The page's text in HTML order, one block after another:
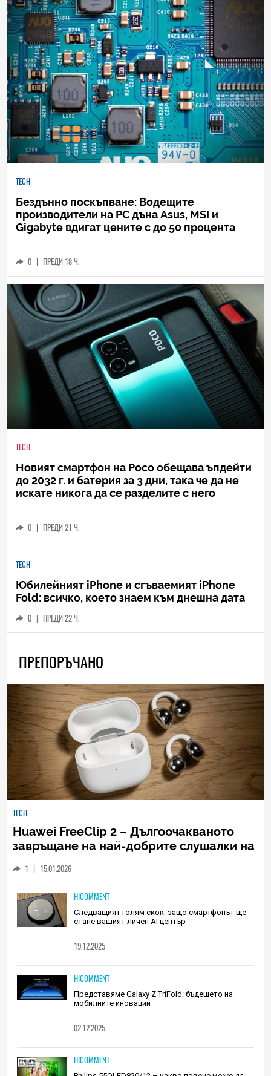
TECH
Бездънно поскъпване: Водещите
производители на РС дъна Asus, MSI и
Gigabyte вдигат цените с до 50 процента
0 | ПРЕДИ 18 Ч.
TECH
Новият смартфон на Poco обещава ъпдейти
до 2032 г. и батерия за 3 дни, така че да не
искате никога да се разделите с него
0 | ПРЕДИ 21 Ч.
TECH
Юбилейният iPhone и сгъваемият iPhone
Fold: всичко, което знаем към днешна дата
0 | ПРЕДИ 22 Ч.
ПРЕПОРЪЧАНО
TECH
Huawei FreeClip 2 – Дългоочакваното
завръщане на най-добрите слушалки на
1 | 15.01.2026
HICOMMENT
Следващият голям скок: защо смартфонът ще
стане вашият личен AI център
19.12.2025
HICOMMENT
Представяме Galaxy Z TriFold: бъдещето на
мобилните иновации
02.12.2025
HICOMMENT